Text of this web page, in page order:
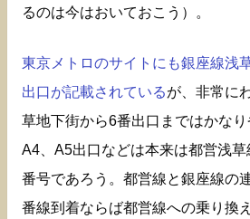
るのは今はおいておこう）。
東京メトロのサイトにも銀座線浅
出口が記載されているが、非常に
草地下街から6番出口まではかなり
A4、A5出口などは本来は都営浅
番号であろう。都営線と銀座線の
番線到着ならば都営線への乗り換